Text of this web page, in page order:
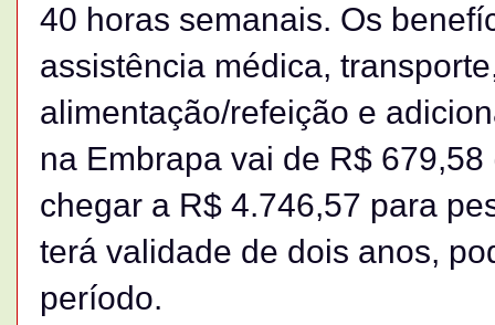
40 horas semanais. Os
assistência médica,
alimentação/refeição e
na Embrapa vai de R$
chegar a R$ 4.746,57 para
terá validade de dois anos,
período.